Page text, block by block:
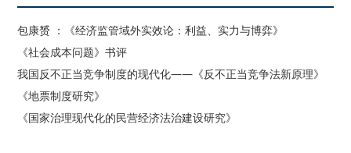
包康赟 ：《经济监管域外实效论：利益、实力与博弈》
《社会成本问题》书评
我国反不正当竞争制度的现代化——《反不正当竞争法新原理》
《地票制度研究》
《国家治理现代化的民营经济法治建设研究》